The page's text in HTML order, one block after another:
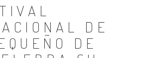
DE
DE